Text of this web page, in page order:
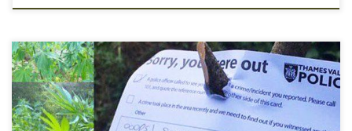
W słynnym mieście Oxford w południowo wschodniej części Anglii
w zeszły piątek ktoś odkrył w pobliskim lesie małą plantację